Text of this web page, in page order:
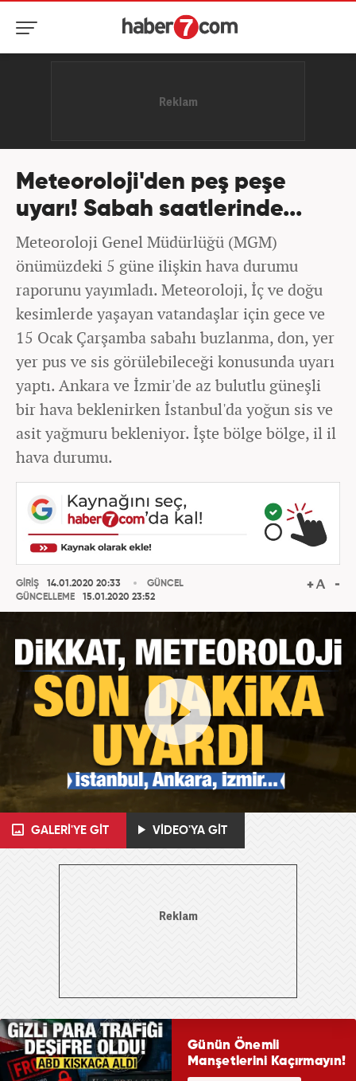
Meteoroloji'den peş peşe
uyarı! Sabah saatlerinde...
Meteoroloji Genel Müdürlüğü (MGM)
önümüzdeki 5 güne ilişkin hava durumu
raporunu yayımladı. Meteoroloji, İç ve doğu
kesimlerde yaşayan vatandaşlar için gece ve
15 Ocak Çarşamba sabahı buzlanma, don, yer
yer pus ve sis görülebileceği konusunda uyarı
yaptı. Ankara ve İzmir'de az bulutlu güneşli
bir hava beklenirken İstanbul'da yoğun sis ve
asit yağmuru bekleniyor. İşte bölge bölge, il il
hava durumu.
GİRİŞ
14.01.2020 20:33
GÜNCELLEME
15.01.2020 23:52
GÜNCEL
GALERİ'YE GİT VİDEO'YA GİT